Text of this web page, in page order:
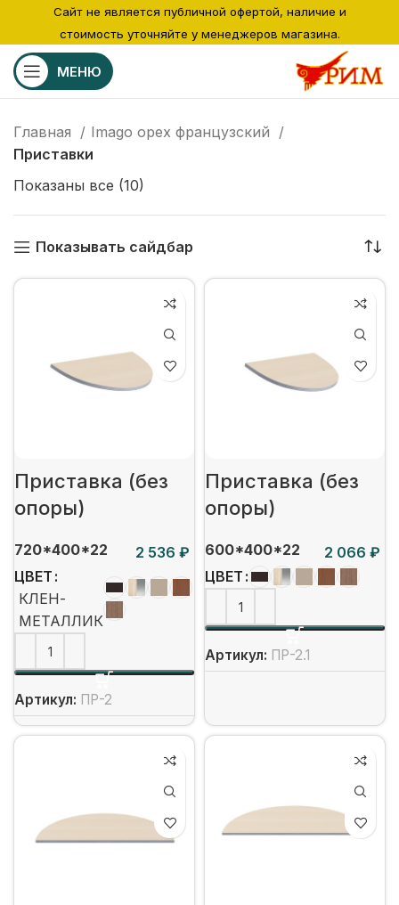
МЕНЮ
Главная
Imago орех французский
Приставки
Показаны все (10)
Показывать сайдбар
Приставка (без
опоры)
720*400*22
₽
ЦВЕТ
КЛЕН-
МЕТАЛЛИК
Артикул: ПР-2
Приставка (без
опоры)
600*400*22
₽
ЦВЕТ
Артикул: ПР-2.1
Сайт не является публичной офертой, наличие и
стоимость уточняйте у менеджеров магазина.